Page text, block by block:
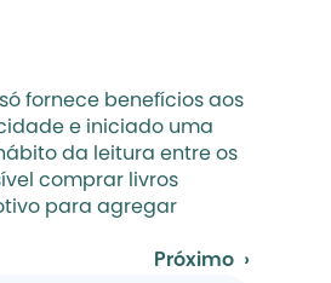
fornece benefícios aos
e iniciado uma
da leitura entre os
comprar livros
para agregar
Próximo  ›